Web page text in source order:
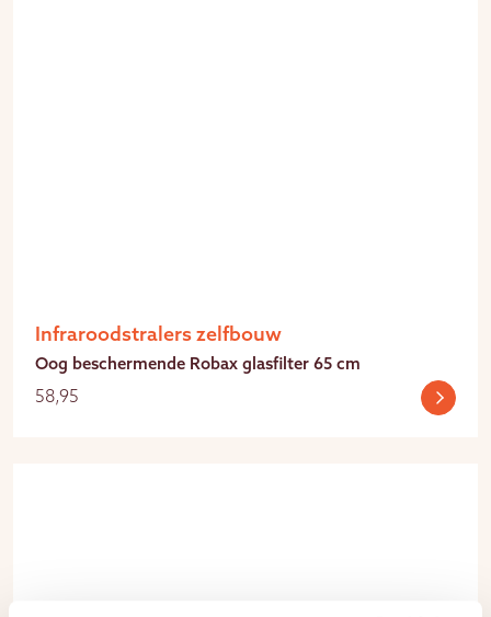
Infraroodstralers zelfbouw
Oog beschermende Robax glasfilter 65 cm
58,95